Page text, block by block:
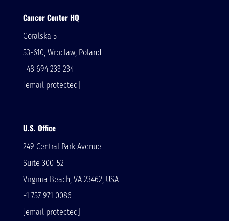
Cancer Center HQ
Góralska 5
53-610, Wroclaw, Poland
+48 694 233 234
[email protected]
U.S. Office
249 Central Park Avenue
Suite 300-52
Virginia Beach, VA 23462, USA
+1 757 971 0086
[email protected]